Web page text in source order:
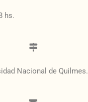
hs.
Nacional de Quilmes.